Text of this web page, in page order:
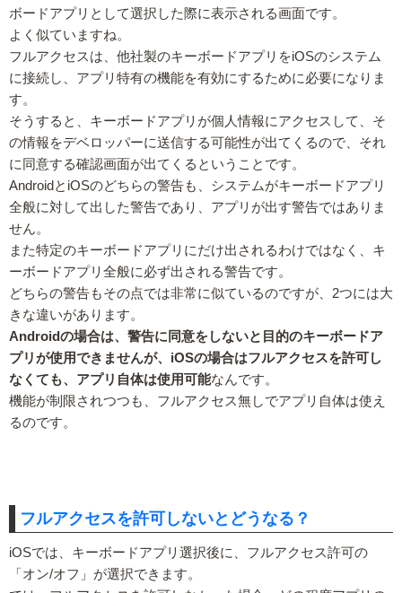
ボードアプリとして選択した際に表示される画面です。
よく似ていますね。
フルアクセスは、他社製のキーボードアプリをiOSのシステム
に接続し、アプリ特有の機能を有効にするために必要になりま
す。
そうすると、キーボードアプリが個人情報にアクセスして、そ
の情報をデベロッパーに送信する可能性が出てくるので、それ
に同意する確認画面が出てくるということです。
AndroidとiOSのどちらの警告も、システムがキーボードアプリ
全般に対して出した警告であり、アプリが出す警告ではありま
せん。
また特定のキーボードアプリにだけ出されるわけではなく、キ
ーボードアプリ全般に必ず出される警告です。
どちらの警告もその点では非常に似ているのですが、2つには大
きな違いがあります。
Androidの場合は、警告に同意をしないと目的のキーボードア
プリが使用できませんが、iOSの場合はフルアクセスを許可し
なくても、アプリ自体は使用可能なんです。
機能が制限されつつも、フルアクセス無しでアプリ自体は使え
るのです。
フルアクセスを許可しないとどうなる？
iOSでは、キーボードアプリ選択後に、フルアクセス許可の
「オン/オフ」が選択できます。